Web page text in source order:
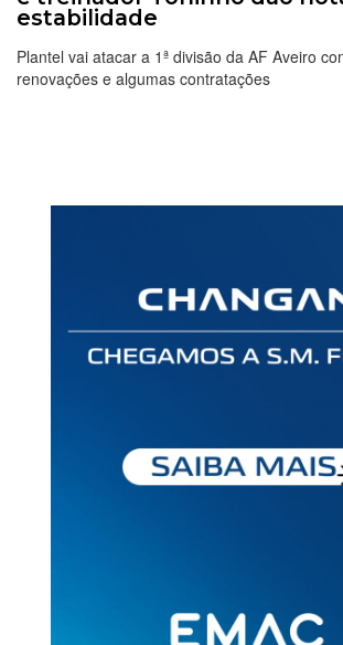
estabilidade
Plantel vai atacar a 1ª divisão da AF Aveiro
renovações e algumas contratações